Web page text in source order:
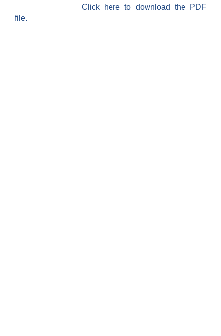
Click here to download the PDF
file.